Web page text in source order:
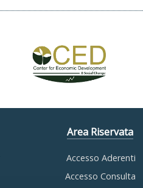
Area Riservata
Accesso Aderenti
Accesso Consulta